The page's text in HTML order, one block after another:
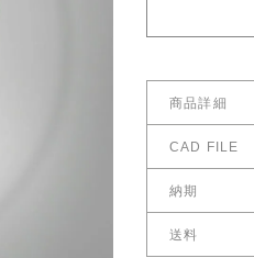
商品詳細
サイズ
CAD FILE
納期
送料について
送料